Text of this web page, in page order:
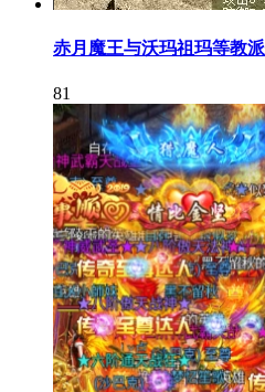
赤月魔王与沃玛祖玛等教
81